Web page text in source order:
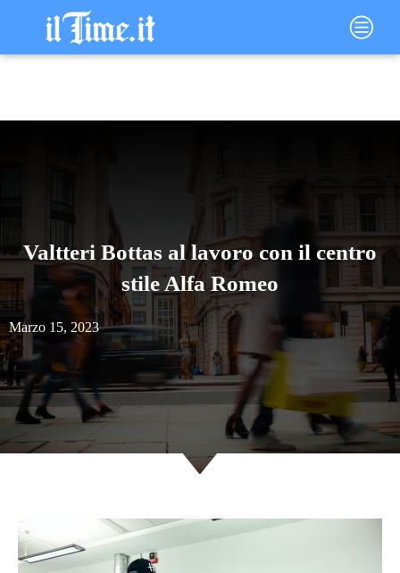
contenuto
Main
Menu
Valtteri Bottas al lavoro con il centro
stile Alfa Romeo
Marzo 15, 2023